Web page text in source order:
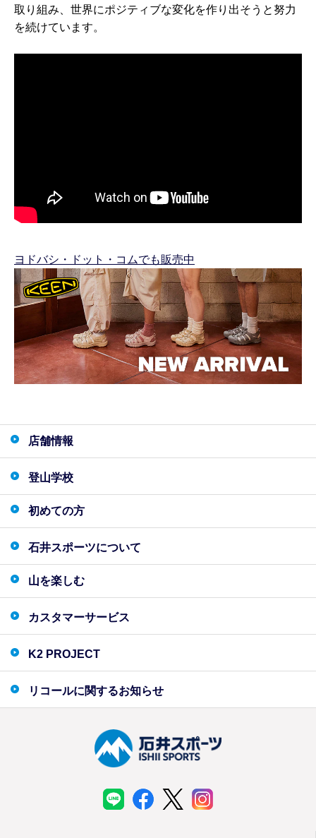
取り組み、世界にポジティブな変化を作り出そうと努力
を続けています。
ヨドバシ・ドット・コムでも販売中
店舗情報
登山学校
初めての方
石井スポーツについて
山を楽しむ
カスタマーサービス
K2 PROJECT
リコールに関するお知らせ